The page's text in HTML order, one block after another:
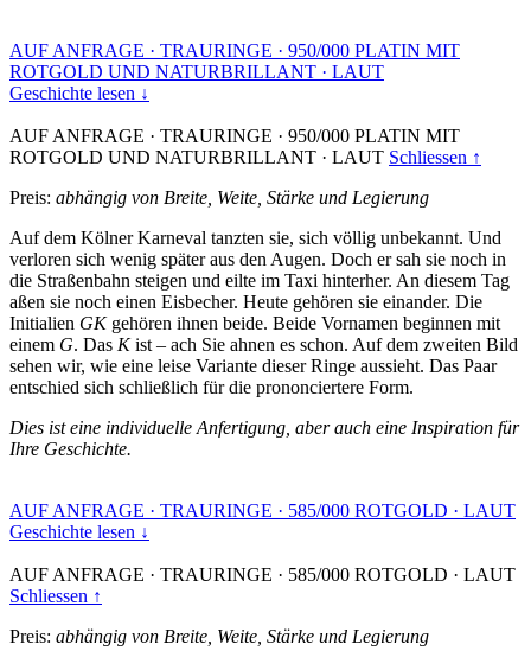
AUF ANFRAGE · TRAURINGE · 950/000 PLATIN MIT
ROTGOLD UND NATURBRILLANT · LAUT
Geschichte lesen ↓
AUF ANFRAGE · TRAURINGE · 950/000 PLATIN MIT
ROTGOLD UND NATURBRILLANT · LAUT Schliessen ↑
Preis: abhängig von Breite, Weite, Stärke und Legierung
Auf dem Kölner Karneval tanzten sie, sich völlig unbekannt. Und
verloren sich wenig später aus den Augen. Doch er sah sie noch in
die Straßenbahn steigen und eilte im Taxi hinterher. An diesem Tag
aßen sie noch einen Eisbecher. Heute gehören sie einander. Die
Initialien GKgehören ihnen beide. Beide Vornamen beginnen mit
einem G. Das Kist – ach Sie ahnen es schon. Auf dem zweiten Bild
sehen wir, wie eine leise Variante dieser Ringe aussieht. Das Paar
entschied sich schließlich für die prononciertere Form.
Dies ist eine individuelle Anfertigung, aber auch eine Inspiration für
Ihre Geschichte.
AUF ANFRAGE · TRAURINGE · 585/000 ROTGOLD · LAUT
Geschichte lesen ↓
AUF ANFRAGE · TRAURINGE · 585/000 ROTGOLD · LAUT
Schliessen ↑
Preis: abhängig von Breite, Weite, Stärke und Legierung